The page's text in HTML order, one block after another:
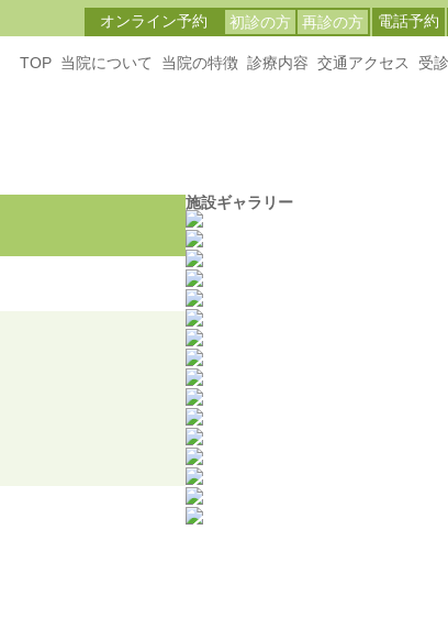
オンライン予約 初診の方 再診の方 電話予約
TOP 当院について 当院の特徴 診療内容 交通アクセス 受
施設ギャラリー